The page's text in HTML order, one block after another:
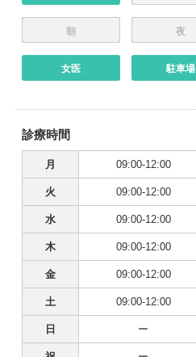
朝 夜
女医 駐車場
診療時間
月 09:00-12:00
火 09:00-12:00
水 09:00-12:00
木 09:00-12:00
金 09:00-12:00
土 09:00-12:00
日 ー